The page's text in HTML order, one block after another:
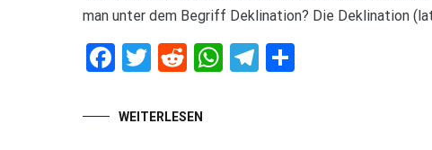
man unter dem Begriff Deklination? Die Deklination
Facebook
Twitter
RedditWhatsApp
Telegram
WEITERLESEN